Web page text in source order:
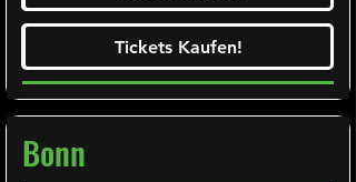
Tickets Kaufen!
Tickets Kaufen!
Bonn